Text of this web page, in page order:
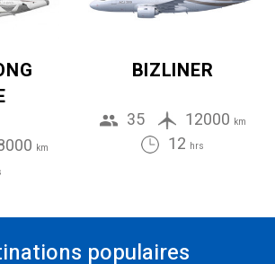
km
BIZLINER
35 12000 km
12 hrs
populaires